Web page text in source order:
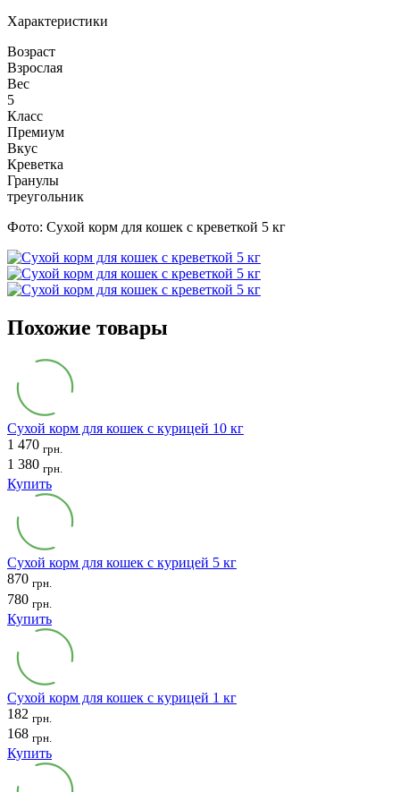
Характеристики
Возраст
Взрослая
Вес
5
Класс
Премиум
Вкус
Креветка
Гранулы
треугольник
Фото: Сухой корм для кошек с креветкой 5 кг
Похожие товары
Сухой корм для кошек с курицей 10 кг
1 470 грн.
1 380 грн.
Купить
Cухой корм для кошек с курицей 5 кг
870 грн.
780 грн.
Купить
Сухой корм для кошек с курицей 1 кг
182 грн.
168 грн.
Купить